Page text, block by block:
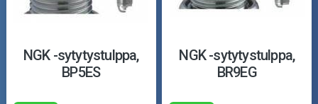
NGK -sytytystulppa,
BP5ES
NGK -sytytystulppa,
BR9EG